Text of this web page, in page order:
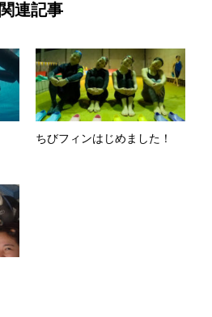
関連記事
ちびフィンはじめました！